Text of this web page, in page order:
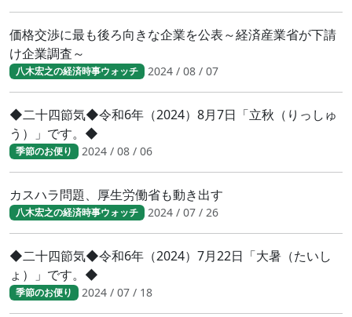
価格交渉に最も後ろ向きな企業を公表～経済産業省が下請
け企業調査～
八木宏之の経済時事ウォッチ 2024 / 08 / 07
◆二十四節気◆令和6年（2024）8月7日「立秋（りっしゅ
う）」です。◆
季節のお便り 2024 / 08 / 06
カスハラ問題、厚生労働省も動き出す
八木宏之の経済時事ウォッチ 2024 / 07 / 26
◆二十四節気◆令和6年（2024）7月22日「大暑（たいし
ょ）」です。◆
季節のお便り 2024 / 07 / 18